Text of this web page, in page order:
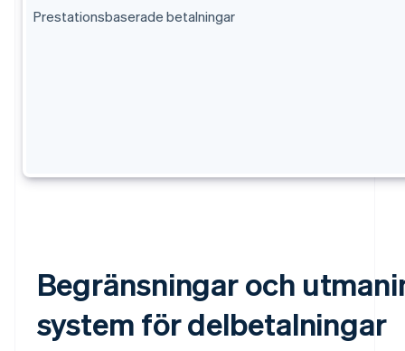
Prestationsbaserade betalningar
Begränsningar och
system för delbetalningar